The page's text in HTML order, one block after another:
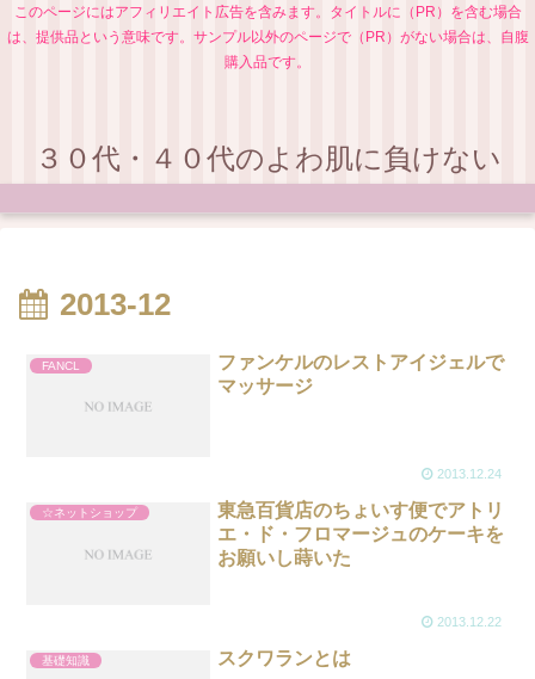
このページにはアフィリエイト広告を含みます。タイトルに（PR）を含む場合
は、提供品という意味です。サンプル以外のページで（PR）がない場合は、自腹
購入品です。
３０代・４０代のよわ肌に負けない
2013-12
FANCL
ファンケルのレストアイジェルで
マッサージ
2013.12.24
☆ネットショップ
東急百貨店のちょいす便でアトリ
エ・ド・フロマージュのケーキを
お願いし蒔いた
2013.12.22
基礎知識 スクワランとは